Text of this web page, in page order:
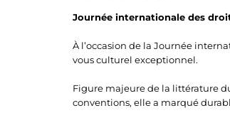
Journée internationale des
À l’occasion de la Journée
vous culturel exceptionnel.
Figure majeure de la littérature
conventions, elle a marqué